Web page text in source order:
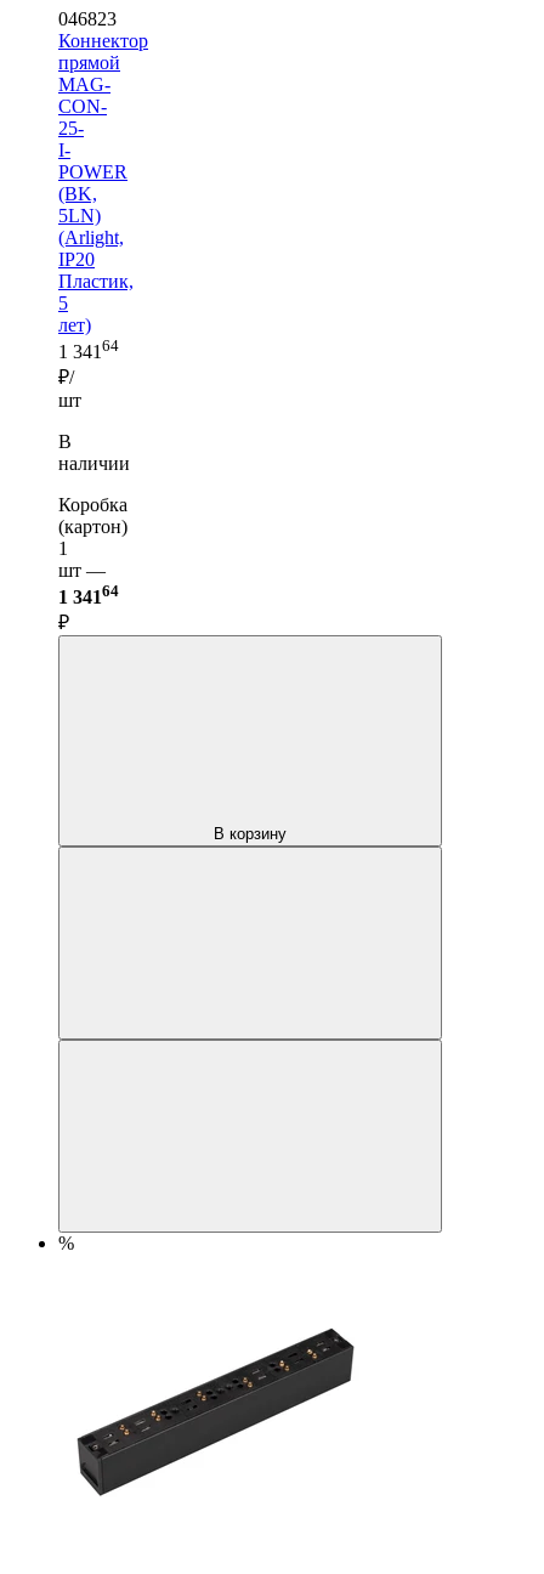
046823
Коннектор
прямой
MAG-
CON-
25-
I-
POWER
(BK,
5LN)
(Arlight,
IP20
Пластик,
5
лет)
1 341 64
₽/
шт
В
наличии
Коробка
(картон)
1
шт —
1 34164
₽
В корзину
%